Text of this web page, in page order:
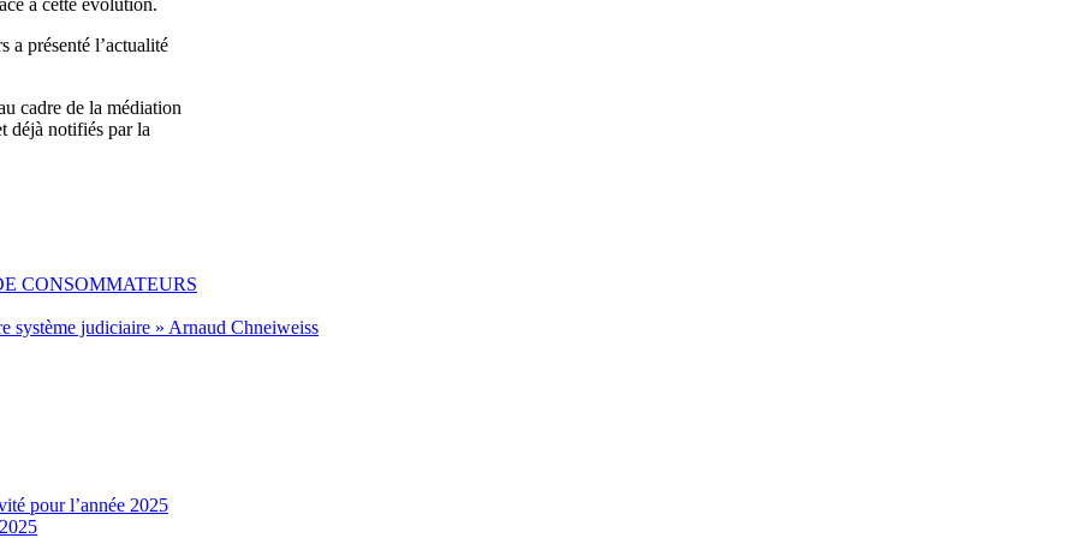
à cette évolution.
présenté l’actualité
cadre de la médiation
déjà notifiés par la
CONSOMMATEURS
système judiciaire » Arnaud Chneiweiss
pour l’année 2025